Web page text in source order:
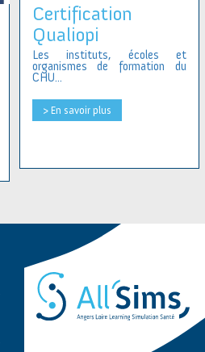
Certification
Qualiopi
Les instituts, écoles et
organismes de formation du
CHU...
> En savoir plus